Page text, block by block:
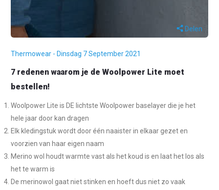
Delen
Thermowear - Dinsdag 7 September 2021
7 redenen waarom je de Woolpower Lite moet
bestellen!
Woolpower Lite is DE lichtste Woolpower baselayer die je het
hele jaar door kan dragen
Elk kledingstuk wordt door één naaister in elkaar gezet en
voorzien van haar eigen naam
Merino wol houdt warmte vast als het koud is en laat het los als
het te warm is
De merinowol gaat niet stinken en hoeft dus niet zo vaak